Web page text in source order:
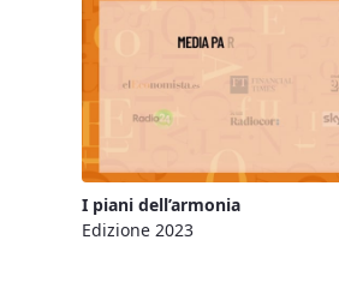
I piani dell’armonia
Edizione 2023